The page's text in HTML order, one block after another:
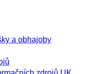
a obhajoby